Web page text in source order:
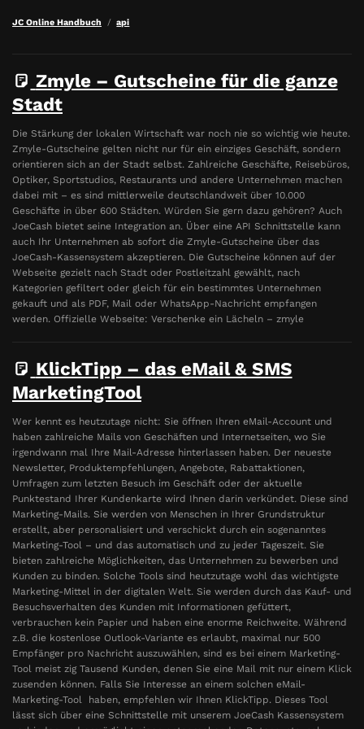
JC Online Handbuch api
Zmyle – Gutscheine für die ganze
Stadt
Die Stärkung der lokalen Wirtschaft war noch nie so wichtig wie heute.
Zmyle-Gutscheine gelten nicht nur für ein einziges Geschäft, sondern
orientieren sich an der Stadt selbst. Zahlreiche Geschäfte, Reisebüros,
Optiker, Sportstudios, Restaurants und andere Unternehmen machen
dabei mit – es sind mittlerweile deutschlandweit über 10.000
Geschäfte in über 600 Städten. Würden Sie gern dazu gehören? Auch
JoeCash bietet seine Integration an. Über eine API Schnittstelle kann
auch Ihr Unternehmen ab sofort die Zmyle-Gutscheine über das
JoeCash-Kassensystem akzeptieren. Die Gutscheine können auf der
Webseite gezielt nach Stadt oder Postleitzahl gewählt, nach
Kategorien gefiltert oder gleich für ein bestimmtes Unternehmen
gekauft und als PDF, Mail oder WhatsApp-Nachricht empfangen
werden. Offizielle Webseite: Verschenke ein Lächeln – zmyle
KlickTipp – das eMail & SMS
MarketingTool
Wer kennt es heutzutage nicht: Sie öffnen Ihren eMail-Account und
haben zahlreiche Mails von Geschäften und Internetseiten, wo Sie
irgendwann mal Ihre Mail-Adresse hinterlassen haben. Der neueste
Newsletter, Produktempfehlungen, Angebote, Rabattaktionen,
Umfragen zum letzten Besuch im Geschäft oder der aktuelle
Punktestand Ihrer Kundenkarte wird Ihnen darin verkündet. Diese sind
Marketing-Mails. Sie werden von Menschen in Ihrer Grundstruktur
erstellt, aber personalisiert und verschickt durch ein sogenanntes
Marketing-Tool – und das automatisch und zu jeder Tageszeit. Sie
bieten zahlreiche Möglichkeiten, das Unternehmen zu bewerben und
Kunden zu binden. Solche Tools sind heutzutage wohl das wichtigste
Marketing-Mittel in der digitalen Welt. Sie werden durch das Kauf- und
Besuchsverhalten des Kunden mit Informationen gefüttert,
verbrauchen kein Papier und haben eine enorme Reichweite. Während
z.B. die kostenlose Outlook-Variante es erlaubt, maximal nur 500
Empfänger pro Nachricht auszuwählen, sind es bei einem Marketing-
Tool meist zig Tausend Kunden, denen Sie eine Mail mit nur einem Klick
zusenden können. Falls Sie Interesse an einem solchen eMail-
Marketing-Tool haben, empfehlen wir Ihnen KlickTipp. Dieses Tool
lässt sich über eine Schnittstelle mit unserem JoeCash Kassensystem